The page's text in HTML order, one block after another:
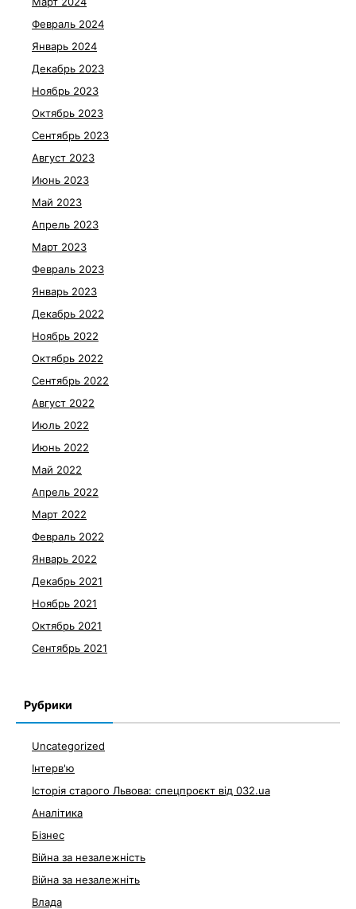
Февраль 2024
Январь 2024
Декабрь 2023
Ноябрь 2023
Октябрь 2023
Сентябрь 2023
Август 2023
Июнь 2023
Май 2023
Апрель 2023
Март 2023
Февраль 2023
Январь 2023
Декабрь 2022
Ноябрь 2022
Октябрь 2022
Сентябрь 2022
Август 2022
Июль 2022
Июнь 2022
Май 2022
Апрель 2022
Март 2022
Февраль 2022
Январь 2022
Декабрь 2021
Ноябрь 2021
Октябрь 2021
Сентябрь 2021
Рубрики
Uncategorized
Інтерв'ю
Історія старого Львова: спецпроєкт від 032.ua
Аналітика
Бізнес
Війна за незалежність
Війна за незалежніть
Влада